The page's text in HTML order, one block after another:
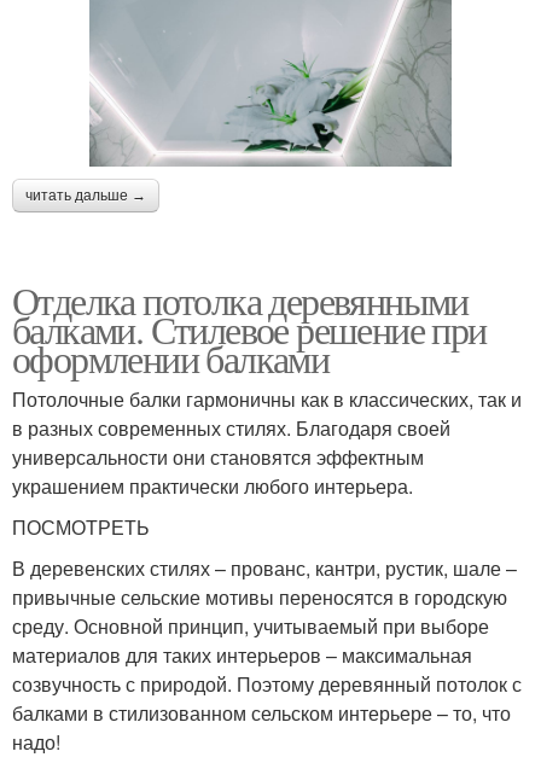
читать дальше →
Отделка потолка деревянными
балками. Стилевое решение при
оформлении балками
Потолочные балки гармоничны как в классических, так и
в разных современных стилях. Благодаря своей
универсальности они становятся эффектным
украшением практически любого интерьера.
ПОСМОТРЕТЬ
В деревенских стилях – прованс, кантри, рустик, шале –
привычные сельские мотивы переносятся в городскую
среду. Основной принцип, учитываемый при выборе
материалов для таких интерьеров – максимальная
созвучность с природой. Поэтому деревянный потолок с
балками в стилизованном сельском интерьере – то, что
надо!